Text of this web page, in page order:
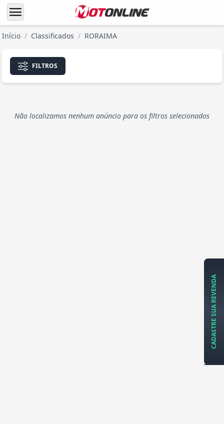
menu
Início / Classificados / RORAIMA
FILTROS
Não localizamos nenhum anúncio para os filtros selecionados
CADASTRE SUA REVENDA